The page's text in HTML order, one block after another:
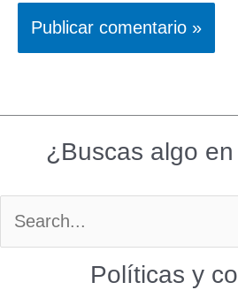
¿Buscas algo
Buscar
Políticas y